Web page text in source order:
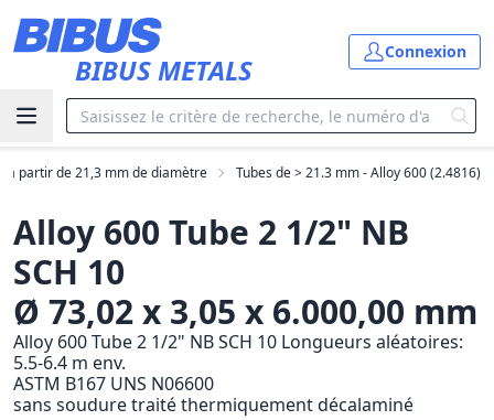
BIBUS METALS
Connexion
à partir de 21,3 mm de diamètre Tubes de > 21.3 mm - Alloy 600 (2.4816)
Alloy 600 Tube 2 1/2" NB
SCH 10
Ø 73,02 x 3,05 x 6.000,00 mm
Alloy 600 Tube 2 1/2" NB SCH 10 Longueurs aléatoires:
5.5-6.4 m env.
ASTM B167 UNS N06600
sans soudure traité thermiquement décalaminé